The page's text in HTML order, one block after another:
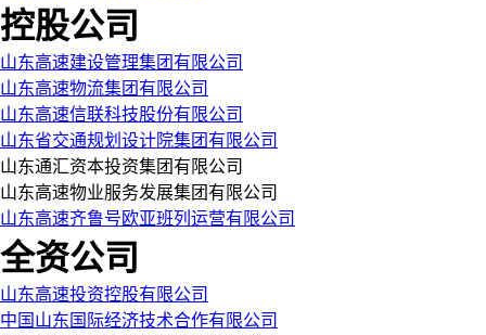
控股公司
山东高速建设管理集团有限公司
山东高速物流集团有限公司
山东高速信联科技股份有限公司
山东省交通规划设计院集团有限公司
山东通汇资本投资集团有限公司
山东高速物业服务发展集团有限公司
山东高速齐鲁号欧亚班列运营有限公司
全资公司
山东高速投资控股有限公司
中国山东国际经济技术合作有限公司